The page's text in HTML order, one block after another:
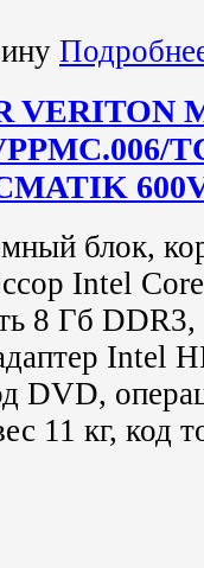
VERITON
блок,
Intel
8 Гб
Intel
DVD,
11 кг, код